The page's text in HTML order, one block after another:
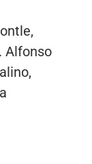
Alfonso